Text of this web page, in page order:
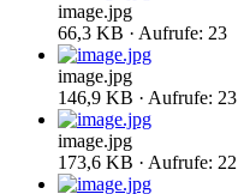
image.jpg
66,3 KB · Aufrufe: 23
image.jpg
146,9 KB · Aufrufe: 23
image.jpg
173,6 KB · Aufrufe: 22